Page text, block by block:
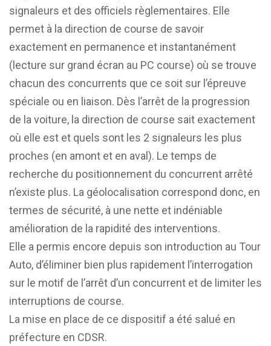
signaleurs et des officiels règlementaires. Elle
permet à la direction de course de savoir
exactement en permanence et instantanément
(lecture sur grand écran au PC course) où se trouve
chacun des concurrents que ce soit sur l’épreuve
spéciale ou en liaison. Dès l’arrêt de la progression
de la voiture, la direction de course sait exactement
où elle est et quels sont les 2 signaleurs les plus
proches (en amont et en aval). Le temps de
recherche du positionnement du concurrent arrêté
n’existe plus. La géolocalisation correspond donc, en
termes de sécurité, à une nette et indéniable
amélioration de la rapidité des interventions.
Elle a permis encore depuis son introduction au Tour
Auto, d’éliminer bien plus rapidement l’interrogation
sur le motif de l’arrêt d’un concurrent et de limiter les
interruptions de course.
La mise en place de ce dispositif a été salué en
préfecture en CDSR.